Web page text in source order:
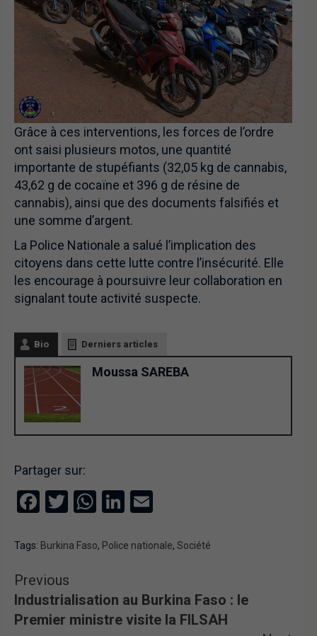
Grâce à ces interventions, les forces de l’ordre
ont saisi plusieurs motos, une quantité
importante de stupéfiants (32,05 kg de cannabis,
43,62 g de cocaïne et 396 g de résine de
cannabis), ainsi que des documents falsifiés et
une somme d’argent.
La Police Nationale a salué l’implication des
citoyens dans cette lutte contre l’insécurité. Elle
les encourage à poursuivre leur collaboration en
signalant toute activité suspecte.
Bio Derniers articles
Moussa SAREBA
Partager sur:
Facebook
Twitter
WhatsApp
LinkedIn
Tags: Burkina Faso, Police nationale, Société
Previous
Industrialisation au Burkina Faso : le
Premier ministre visite la FILSAH